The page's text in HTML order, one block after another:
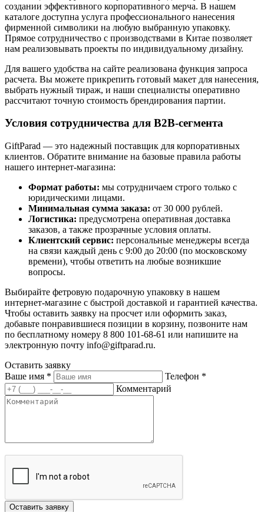
создании эффективного корпоративного мерча. В нашем
каталоге доступна услуга профессионального нанесения
фирменной символики на любую выбранную упаковку.
Прямое сотрудничество с производствами в Китае позволяет
нам реализовывать проекты по индивидуальному дизайну.
Для вашего удобства на сайте реализована функция запроса
расчета. Вы можете прикрепить готовый макет для нанесения,
выбрать нужный тираж, и наши специалисты оперативно
рассчитают точную стоимость брендирования партии.
Условия сотрудничества для B2B-сегмента
GiftParad — это надежный поставщик для корпоративных
клиентов. Обратите внимание на базовые правила работы
нашего интернет-магазина:
Формат работы: мы сотрудничаем строго только с
юридическими лицами.
Минимальная сумма заказа: от 30 000 рублей.
Логистика: предусмотрена оперативная доставка
заказов, а также прозрачные условия оплаты.
Клиентский сервис: персональные менеджеры всегда
на связи каждый день с 9:00 до 20:00 (по московскому
времени), чтобы ответить на любые возникшие
вопросы.
Выбирайте фетровую подарочную упаковку в нашем
интернет-магазине с быстрой доставкой и гарантией качества.
Чтобы оставить заявку на просчет или оформить заказ,
добавьте понравившиеся позиции в корзину, позвоните нам
по бесплатному номеру 8 800 101-68-61 или напишите на
электронную почту info@giftparad.ru.
Оставить заявку
Ваше имя * Телефон *
Комментарий
Оставить заявку